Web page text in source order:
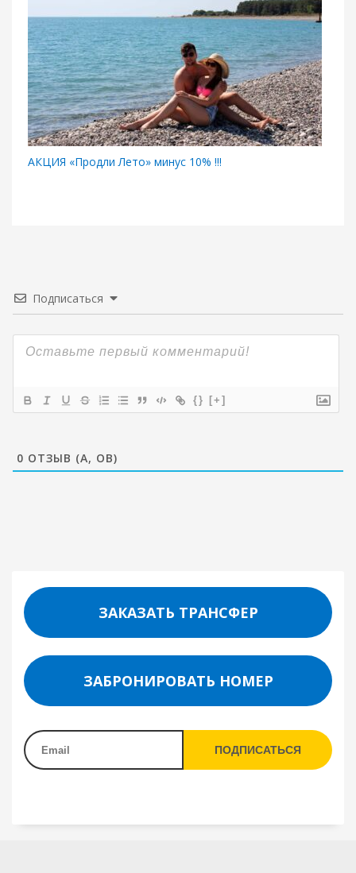
АКЦИЯ «Продли Лето» минус 10% !!!
Подписаться
{} [+]
0 ОТЗЫВ (А, ОВ)
ЗАКАЗАТЬ ТРАНСФЕР
ЗАБРОНИРОВАТЬ НОМЕР